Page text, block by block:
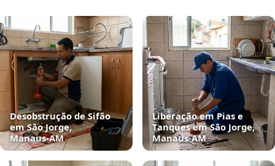
Desobstrução de Sifão
em São Jorge,
Manaus‑AM
Liberação em Pias e
Tanques em São Jorge,
Manaus‑AM